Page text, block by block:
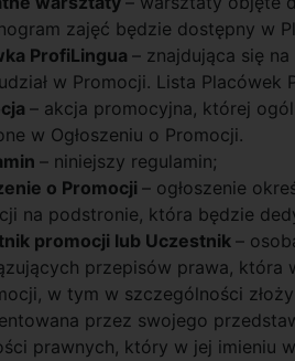
zajęć będzie dostępny w
ProfiLingua– znajdująca się
w Promocji. Lista Placówek
– akcja promocyjna, której
w Ogłoszeniu o Promocji.
– niniejszy regulamin;
o Promocji– ogłoszenie
na podstronie, która będzie
promocji lub Uczestnik–
przepisów prawa, która
w tym w szczególności
przez swojego
prawnych, który w jej imieniu